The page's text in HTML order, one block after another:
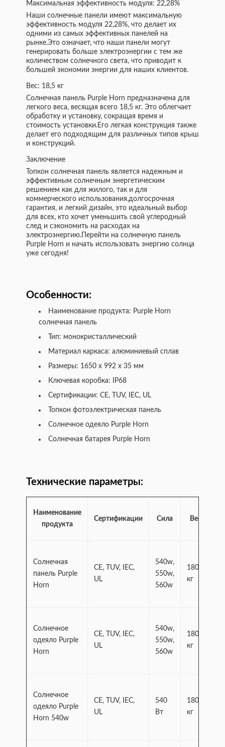
Максимальная эффективность модуля: 22,28%
Наши солнечные панели имеют максимальную
эффективность модуля 22,28%, что делает их
одними из самых эффективных панелей на
рынке.Это означает, что наши панели могут
генерировать больше электроэнергии с тем же
количеством солнечного света, что приводит к
большей экономии энергии для наших клиентов.
Вес: 18,5 кг
Солнечная панель Purple Horn предназначена для
легкого веса, весящая всего 18,5 кг. Это облегчает
обработку и установку, сокращая время и
стоимость установки.Его легкая конструкция также
делает его подходящим для различных типов крыш
и конструкций.
Заключение
Топкон солнечная панель является надежным и
эффективным солнечным энергетическим
решением как для жилого, так и для
коммерческого использования.долгосрочная
гарантия, и легкий дизайн, это идеальный выбор
для всех, кто хочет уменьшить свой углеродный
след и сэкономить на расходах на
электроэнергию.Перейти на солнечную панель
Purple Horn и начать использовать энергию солнца
уже сегодня!
Особенности:
Наименование продукта: Purple Horn
солнечная панель
Тип: монокристаллический
Материал каркаса: алюминиевый сплав
Размеры: 1650 x 992 x 35 мм
Ключевая коробка: IP68
Сертификации: CE, TUV, IEC, UL
Топкон фотоэлектрическая панель
Солнечное одеяло Purple Horn
Солнечная батарея Purple Horn
Технические параметры:
Наименование
продукта
Сертификации Сила Вес
Солнечная
панель Purple
Horn
CE, TUV, IEC,
UL
540w,
550w,
560w
180,5
кг
Солнечное
одеяло Purple
Horn
CE, TUV, IEC,
UL
540w,
550w,
560w
180,5
кг
Солнечное
одеяло Purple
Horn 540w
CE, TUV, IEC,
UL
540
Вт
180,5
кг